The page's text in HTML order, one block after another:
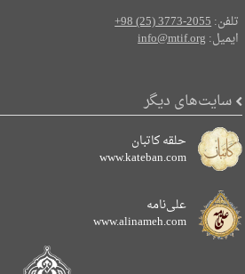
تلفن:+98 (25) 3773-2055
ایمیل:info@mtif.org
سایت‌های دیگر
حلقه کاتبان
www.kateban.com
علی‌نامه
www.alinameh.com